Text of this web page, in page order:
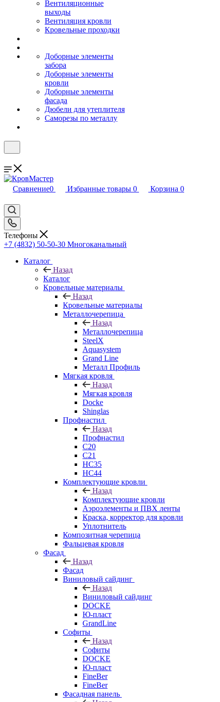
Вентиляционные
выходы
Вентиляция кровли
Кровельные проходки
Доборные элементы
забора
Доборные элементы
кровли
Доборные элементы
фасада
Дюбели для утеплителя
Саморезы по металлу
Сравнение0 Избранные товары 0 Корзина 0
Телефоны
+7 (4832) 50-50-30 Многоканальный
Каталог
Назад
Каталог
Кровельные материалы
Назад
Кровельные материалы
Металлочерепица
Назад
Металлочерепица
SteelX
Aquasystem
Grand Line
Металл Профиль
Мягкая кровля
Назад
Мягкая кровля
Docke
Shinglas
Профнастил
Назад
Профнастил
C20
C21
НС35
НС44
Комплектующие кровли
Назад
Комплектующие кровли
Аэроэлементы и ПВХ ленты
Краска, корректор для кровли
Уплотнитель
Композитная черепица
Фальцевая кровля
Фасад
Назад
Фасад
Виниловый сайдинг
Назад
Виниловый сайдинг
DOCKE
Ю-пласт
GrandLine
Софиты
Назад
Софиты
DOCKE
Ю-пласт
FineBer
FineBer
Фасадная панель